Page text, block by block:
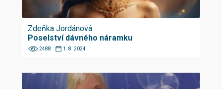
Zdeňka Jordánová
Poselství dávného náramku
2488 1. 8. 2024